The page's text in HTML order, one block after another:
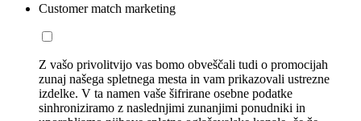
Customer match marketing
Z vašo privolitvijo vas bomo obveščali tudi o promocijah
zunaj našega spletnega mesta in vam prikazovali ustrezne
izdelke. V ta namen vaše šifrirane osebne podatke
sinhroniziramo z naslednjimi zunanjimi ponudniki in